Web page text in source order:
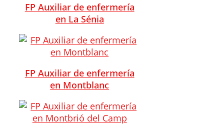
FP Auxiliar de enfermería
en La Sénia
FP Auxiliar de enfermería
en Montblanc